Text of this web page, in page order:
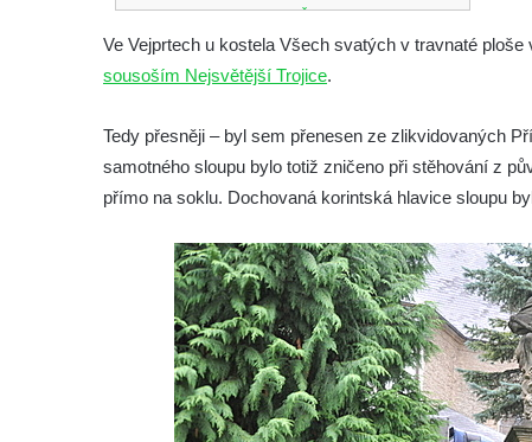
náměstí J. Gurreho v Římově
Sloup Nejsvětější Trojice v Mirošovicích
Sloup se sochou Bolestného Krista (Ecce
Sloup Nejsvětější Trojice na náměstí
Republiky v Duchcově
svatého Kříže ve Frýdlantu
Sloup Panny Marie v Hostinném
Sloup Nejsvětější Trojice v Krásné u
Pěnčína
Sloup s krucifixem u kostela svatého
Vavřince v Teplicích nad Metují
Ve Vejprtech u kostela Všech svatých v travnaté
sousoším Nejsvětější Trojice.
Tedy přesněji – byl sem přenesen ze zlikvidovaných
samotného sloupu bylo totiž zničeno při stěhování z
přímo na soklu. Dochovaná korintská hlavice sloupu